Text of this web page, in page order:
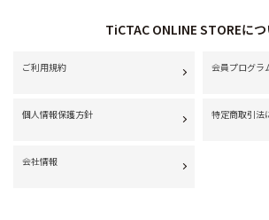
TiCTAC ONLINE STOREに
ご利用規約 会員プログラ
個人情報保護方針 特定商取引法
会社情報